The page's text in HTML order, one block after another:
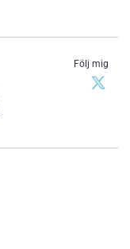
Följ mig